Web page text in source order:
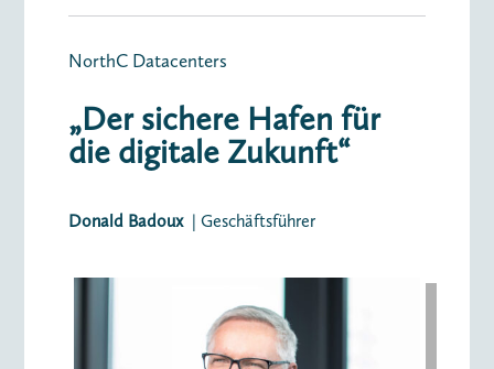
NorthC Datacenters
„Der sichere Hafen für
die digitale Zukunft“
Donald Badoux | Geschäftsführer